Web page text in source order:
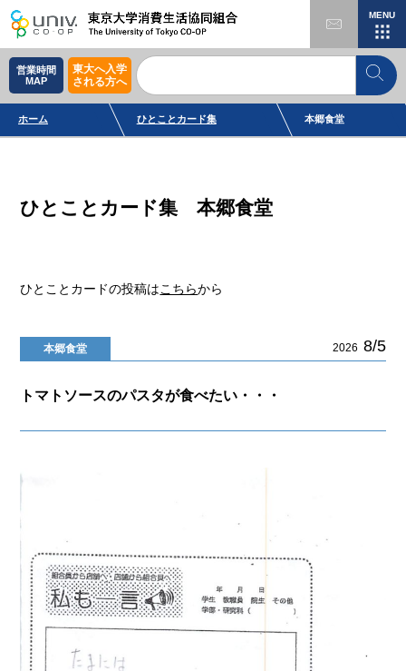
MENU
営業時間
MAP
東大へ入学
される方へ
ホーム ひとことカード集 本郷食堂
ひとことカード集 本郷食堂
ひとことカードの投稿はこちらから
本郷食堂 2026 8/5
トマトソースのパスタが食べたい・・・